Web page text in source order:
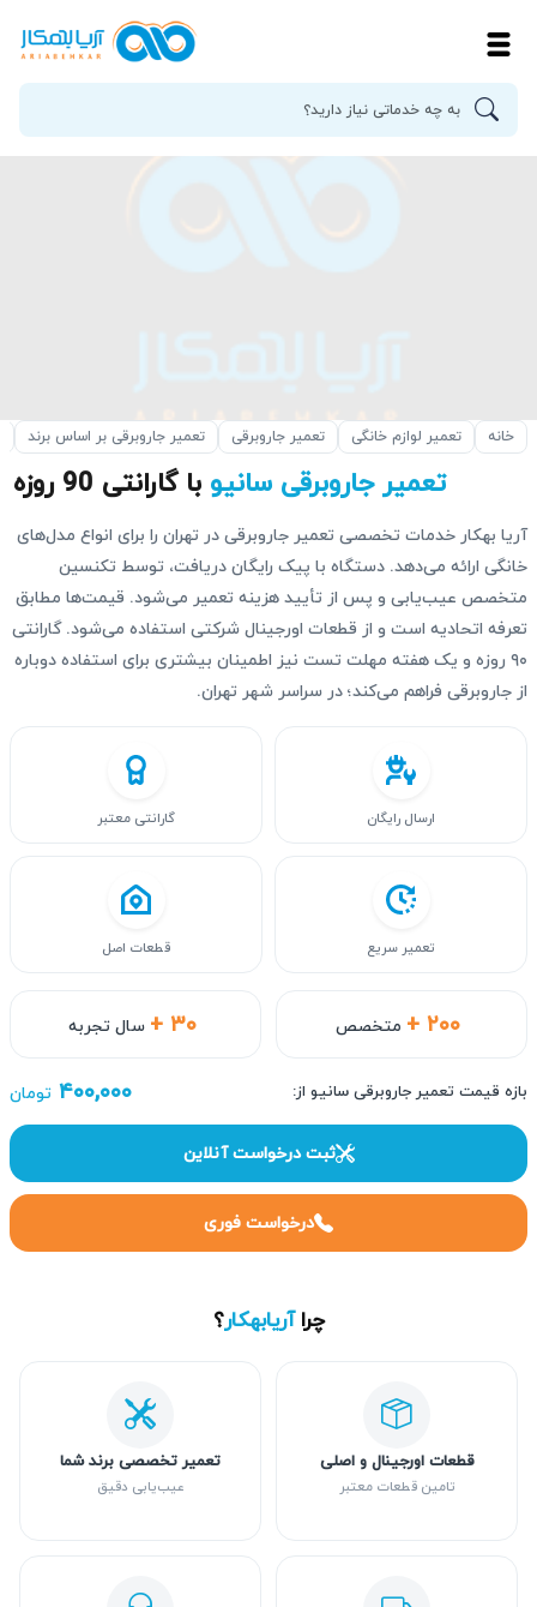
خانه تعمیر لوازم خانگی تعمیر جاروبرقی تعمیر جاروبرقی بر اساس برند
تعمیر جاروبرقی سانیو با گارانتی 90 روزه
آریا بهکار خدمات تخصصی تعمیر جاروبرقی در تهران را برای انواع مدل‌های
خانگی ارائه می‌دهد. دستگاه با پیک رایگان دریافت، توسط تکنسین
متخصص عیب‌یابی و پس از تأیید هزینه تعمیر می‌شود. قیمت‌ها مطابق
تعرفه اتحادیه است و از قطعات اورجینال شرکتی استفاده می‌شود. گارانتی
۹۰ روزه و یک هفته مهلت تست نیز اطمینان بیشتری برای استفاده دوباره
از جاروبرقی فراهم می‌کند؛ در سراسر شهر تهران.
+ ۲۰۰ متخصص + ۳۰ سال تجربه
ارسال رایگان گارانتی معتبر
تعمیر سریع قطعات اصل
بازه قیمت تعمیر جاروبرقی سانیو از: ۴۰۰,۰۰۰ تومان
ثبت درخواست آنلاین
درخواست فوری
چراآریابهکار؟
قطعات اورجینال و اصلی
تامین قطعات معتبر
تعمیر تخصصی برند شما
عیب‌یابی دقیق